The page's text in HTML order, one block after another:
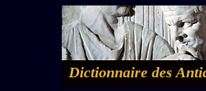
Dictionnaire des